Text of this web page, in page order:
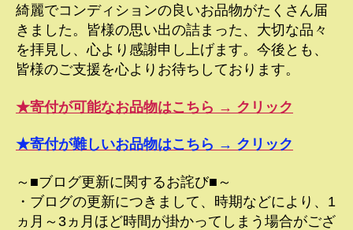
綺麗でコンディションの良いお品物がたくさん届
きました。皆様の思い出の詰まった、大切な品々
を拝見し、心より感謝申し上げます。今後とも、
皆様のご支援を心よりお待ちしております。
★寄付が可能なお品物はこちら → クリック
★寄付が難しいお品物はこちら → クリック
～■ブログ更新に関するお詫び■～
・ブログの更新につきまして、時期などにより、1
ヵ月～3ヵ月ほど時間が掛かってしまう場合がござ